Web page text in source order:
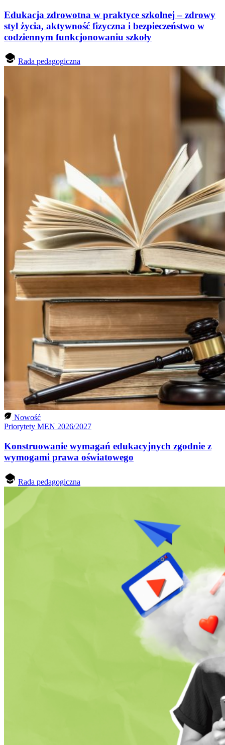
Edukacja zdrowotna w praktyce szkolnej – zdrowy
styl życia, aktywność fizyczna i bezpieczeństwo w
codziennym funkcjonowaniu szkoły
Rada pedagogiczna
Nowość
Priorytety MEN 2026/2027
Konstruowanie wymagań edukacyjnych zgodnie z
wymogami prawa oświatowego
Rada pedagogiczna